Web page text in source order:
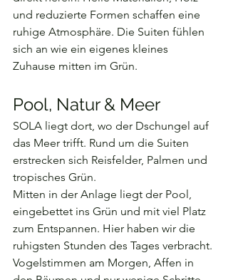
und reduzierte Formen schaffen eine
ruhige Atmosphäre. Die Suiten fühlen
sich an wie ein eigenes kleines
Zuhause mitten im Grün.
Pool, Natur & Meer
SOLA liegt dort, wo der Dschungel auf
das Meer trifft. Rund um die Suiten
erstrecken sich Reisfelder, Palmen und
tropisches Grün.
Mitten in der Anlage liegt der Pool,
eingebettet ins Grün und mit viel Platz
zum Entspannen. Hier haben wir die
ruhigsten Stunden des Tages verbracht.
Vogelstimmen am Morgen, Affen in